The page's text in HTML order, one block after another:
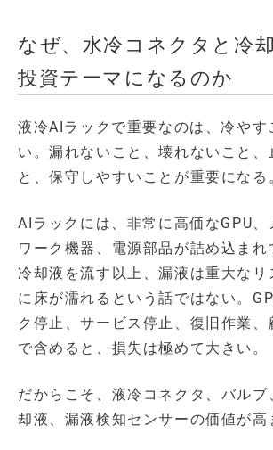
なぜ、水冷コネクタと冷
投資テーマになるのか
液冷AIラックで重要なのは、冷やす
い。漏れないこと、壊れないこと、
と、保守しやすいことが重要になる
AIラックには、非常に高価なGPU、
ワーク機器、電源部品が詰め込まれ
冷却液を流す以上、漏液は重大なリ
に床が濡れるという話ではない。
ク停止、サービス停止、復旧作業、
で含めると、損失は極めて大きい。
だからこそ、液冷コネクタ、バルブ
却液、漏液検知センサーの価値が高